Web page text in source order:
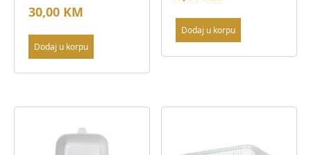
30,00 KM
Dodaj u korpu
Dodaj u korpu